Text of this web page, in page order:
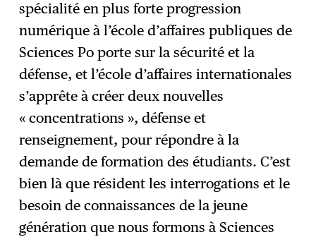
spécialité en plus forte progression
numérique à l’école d’affaires publiques de
Sciences Po porte sur la sécurité et la
défense, et l’école d’affaires internationales
s’apprête à créer deux nouvelles
« concentrations », défense et
renseignement, pour répondre à la
demande de formation des étudiants. C’est
bien là que résident les interrogations et le
besoin de connaissances de la jeune
génération que nous formons à Sciences